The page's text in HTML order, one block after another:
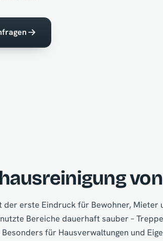
der erste Eindruck für Bewohner, Mieter
Bereiche dauerhaft sauber –
für Hausverwaltungen und